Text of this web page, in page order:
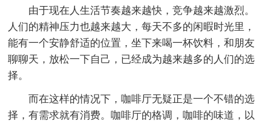
由于现在人生活节奏越来越快，竞争越来越激烈。
人们的精神压力也越来越大，每天不多的闲暇时光里，
能有一个安静舒适的位置，坐下来喝一杯饮料，和朋友
聊聊天，放松一下自己，已经成为越来越多的人们的选
择。
而在这样的情况下，咖啡厅无疑正是一个不错的选
择，有需求就有消费。咖啡厅的格调，咖啡的味道，以